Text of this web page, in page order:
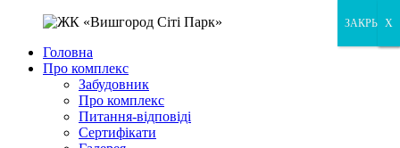
Головна
Про комплекс
Забудовник
Про комплекс
Питання-відповіді
Сертифікати
X
ЗАКРЫТЬ
X